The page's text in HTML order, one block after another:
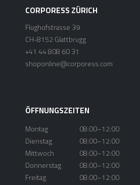
CORPORESS ZÜRICH
Flughofstrasse 39
CH-8152 Glattbrugg
+41 44 808 60 31
shoponline@corporess.com
ÖFFNUNGSZEITEN
Montag 08:00–12:00
Dienstag
08:00–12:00
Mittwoch
08:00–12:00
Donnerstag
08:00–12:00
Freitag
08:00–12:00